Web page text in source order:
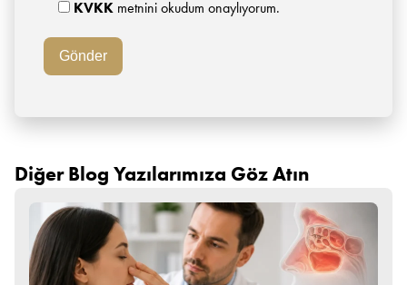
KVKK metnini okudum onaylıyorum.
Diğer Blog Yazılarımıza Göz Atın